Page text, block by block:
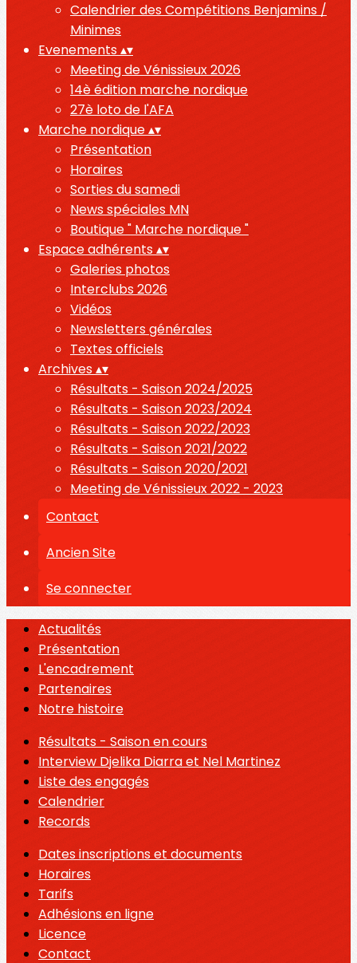
Calendrier des Compétitions Benjamins /
Minimes
Evenements▴▾
Meeting de Vénissieux 2026
14è édition marche nordique
27è loto de l'AFA
Marche nordique▴▾
Présentation
Horaires
Sorties du samedi
News spéciales MN
Boutique " Marche nordique "
Espace adhérents▴▾
Galeries photos
Interclubs 2026
Vidéos
Newsletters générales
Textes officiels
Archives▴▾
Résultats - Saison 2024/2025
Résultats - Saison 2023/2024
Résultats - Saison 2022/2023
Résultats - Saison 2021/2022
Résultats - Saison 2020/2021
Meeting de Vénissieux 2022 - 2023
Contact
Ancien Site
Se connecter
Actualités
Présentation
L'encadrement
Partenaires
Notre histoire
Résultats - Saison en cours
Interview Djelika Diarra et Nel Martinez
Liste des engagés
Calendrier
Records
Dates inscriptions et documents
Horaires
Tarifs
Adhésions en ligne
Licence
Contact